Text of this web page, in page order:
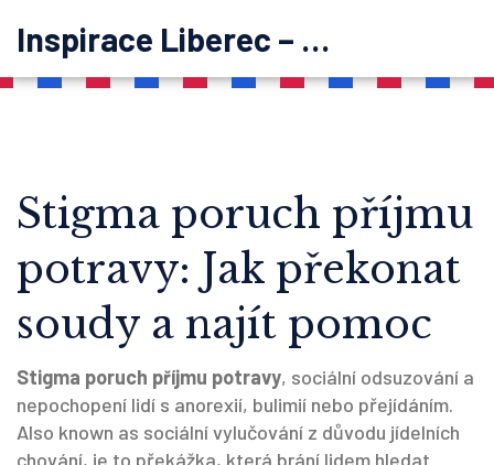
Inspirace Liberec – psychoterapie
Stigma poruch příjmu
potravy: Jak překonat
soudy a najít pomoc
Stigma poruch příjmu potravy, sociální odsuzování a
nepochopení lidí s anorexií, bulimií nebo přejídáním.
Also known as sociální vylučování z důvodu jídelních
chování, je to překážka, která brání lidem hledat